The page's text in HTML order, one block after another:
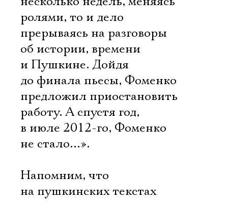
ролями, то и дело
прерываясь на разговоры
об истории, времени
и Пушкине. Дойдя
до финала пьесы, Фоменко
предложил приостановить
работу. А спустя год,
в июле 2012-го, Фоменко
не стало…».
Напомним, что
на пушкинских текстах